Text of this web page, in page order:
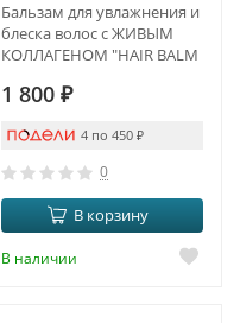
Бальзам для увлажнения и
блеска волос с ЖИВЫМ
КОЛЛАГЕНОМ "HAIR BALM
1 800 ₽
4 по 450 ₽
0
В корзину
В наличии